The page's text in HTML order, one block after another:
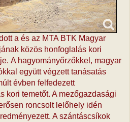
a és az MTA BTK Magyar
közös honfoglalás kori
A hagyományőrzőkkel, magyar
együtt végzett tanásatás
évben felfedezett
kori temetőt. A mezőgazdasági
roncsolt lelőhely idén
A szántáscsíkok